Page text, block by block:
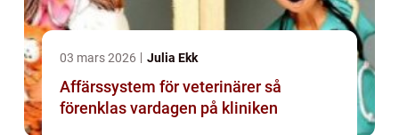
03 mars 2026 Julia Ekk
Affärssystem för veterinärer så
förenklas vardagen på kliniken